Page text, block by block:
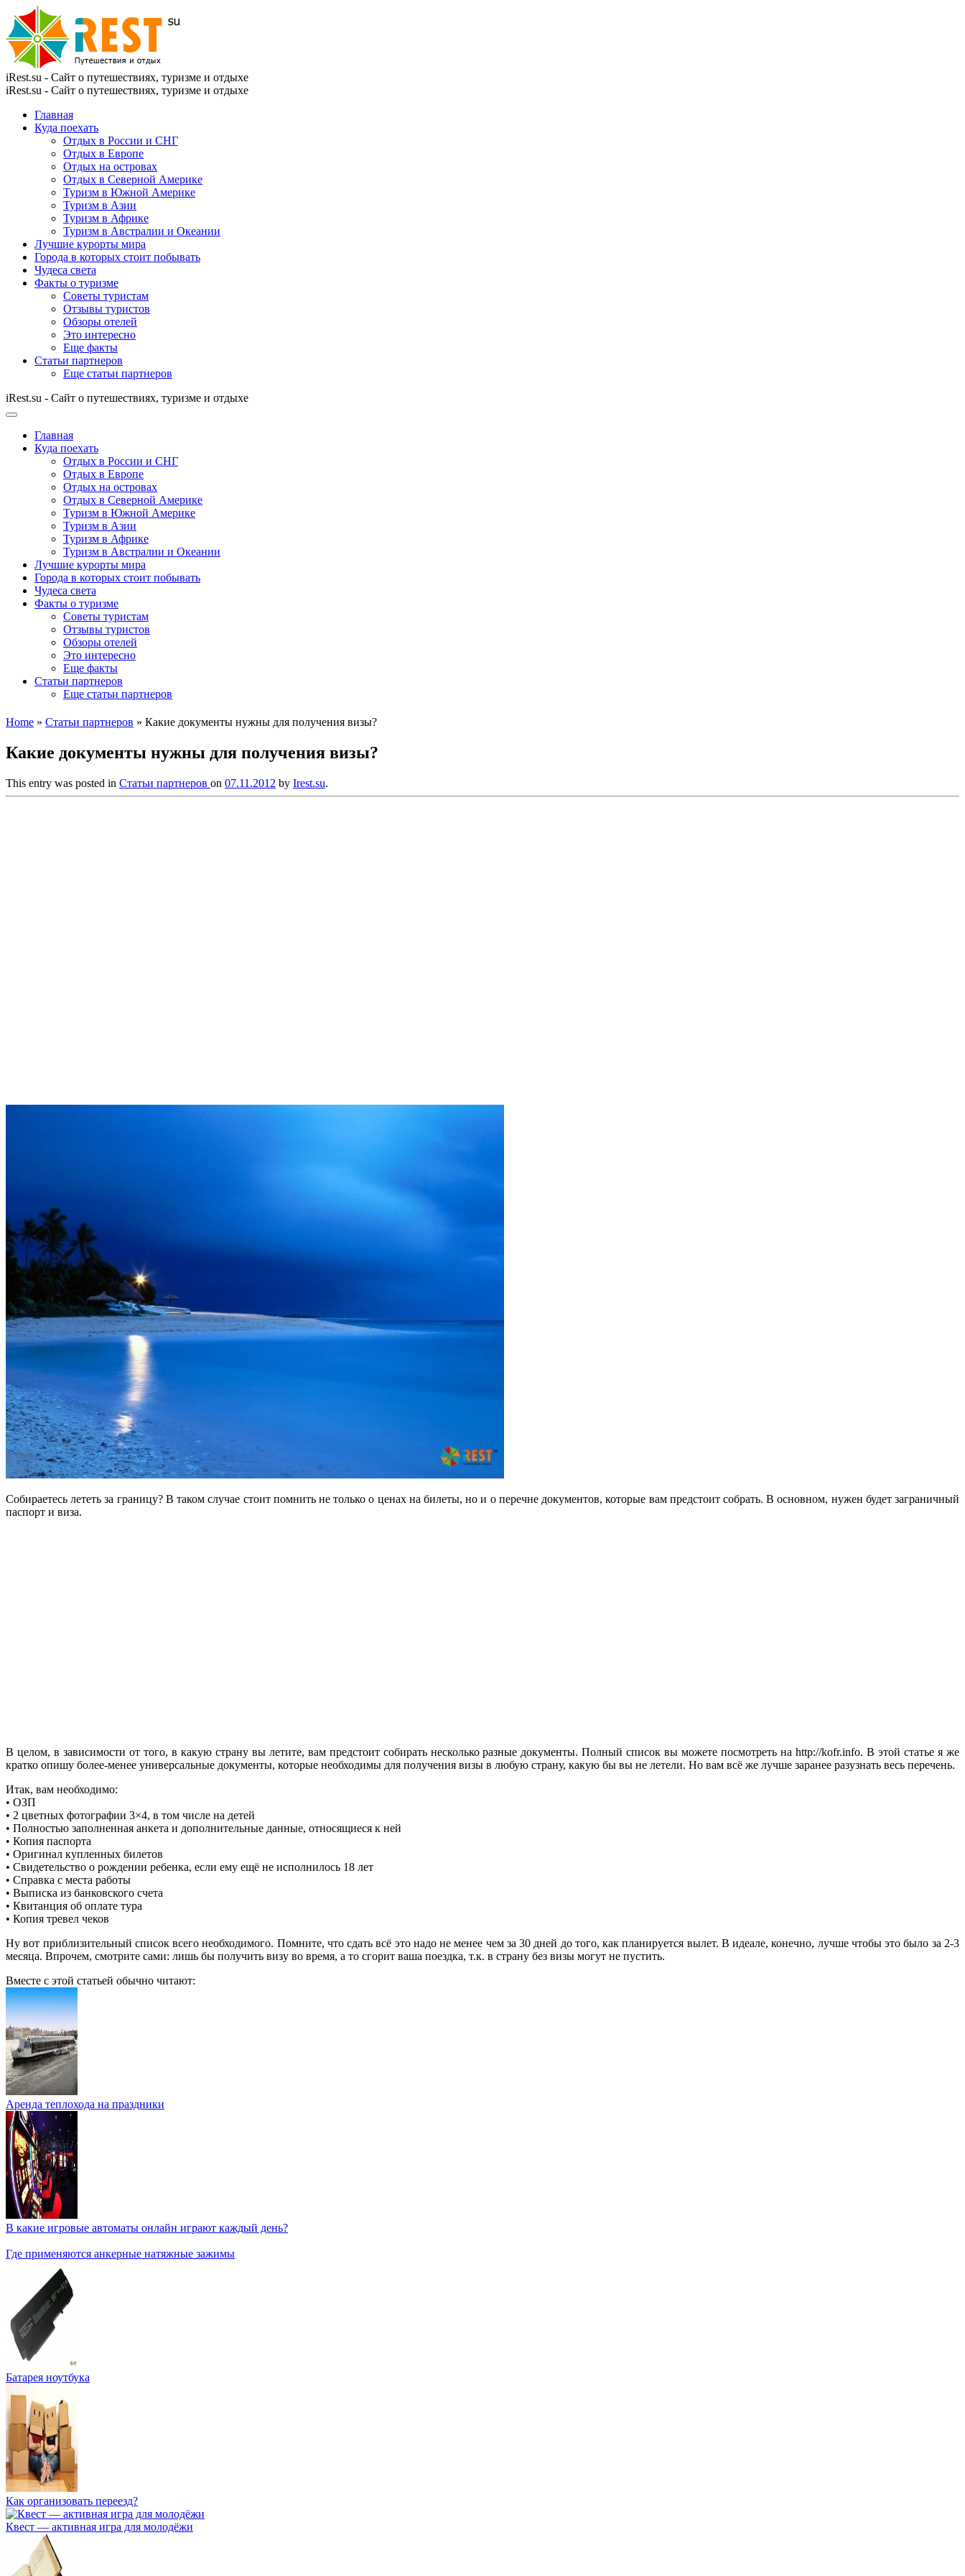
iRest.su - Сайт о путешествиях, туризме и отдыхе
iRest.su - Сайт о путешествиях, туризме и отдыхе
Главная
Куда поехать
Отдых в России и СНГ
Отдых в Европе
Отдых на островах
Отдых в Северной Америке
Туризм в Южной Америке
Туризм в Азии
Туризм в Африке
Туризм в Австралии и Океании
Лучшие курорты мира
Города в которых стоит побывать
Чудеса света
Факты о туризме
Советы туристам
Отзывы туристов
Обзоры отелей
Это интересно
Еще факты
Статьи партнеров
Еще статьи партнеров
iRest.su - Сайт о путешествиях, туризме и отдыхе
Главная
Куда поехать
Отдых в России и СНГ
Отдых в Европе
Отдых на островах
Отдых в Северной Америке
Туризм в Южной Америке
Туризм в Азии
Туризм в Африке
Туризм в Австралии и Океании
Лучшие курорты мира
Города в которых стоит побывать
Чудеса света
Факты о туризме
Советы туристам
Отзывы туристов
Обзоры отелей
Это интересно
Еще факты
Статьи партнеров
Еще статьи партнеров
Home » Статьи партнеров » Какие документы нужны для получения визы?
Какие документы нужны для получения визы?
This entry was posted in Статьи партнеров on 07.11.2012 by Irest.su.
Собираетесь лететь за границу? В таком случае стоит помнить не только о ценах на билеты, но и о перечне документов, которые вам предстоит собрать. В основном, нужен будет заграничный
паспорт и виза.
В целом, в зависимости от того, в какую страну вы летите, вам предстоит собирать несколько разные документы. Полный список вы можете посмотреть на http://kofr.info. В этой статье я же
кратко опишу более-менее универсальные документы, которые необходимы для получения визы в любую страну, какую бы вы не летели. Но вам всё же лучше заранее разузнать весь перечень.
Итак, вам необходимо:
• ОЗП
• 2 цветных фотографии 3×4, в том числе на детей
• Полностью заполненная анкета и дополнительные данные, относящиеся к ней
• Копия паспорта
• Оригинал купленных билетов
• Свидетельство о рождении ребенка, если ему ещё не исполнилось 18 лет
• Справка с места работы
• Выписка из банковского счета
• Квитанция об оплате тура
• Копия тревел чеков
Ну вот приблизительный список всего необходимого. Помните, что сдать всё это надо не менее чем за 30 дней до того, как планируется вылет. В идеале, конечно, лучше чтобы это было за 2-3
месяца. Впрочем, смотрите сами: лишь бы получить визу во время, а то сгорит ваша поездка, т.к. в страну без визы могут не пустить.
Вместе с этой статьей обычно читают:
Аренда теплохода на праздники
В какие игровые автоматы онлайн играют каждый день?
Где применяются анкерные натяжные зажимы
Батарея ноутбука
Как организовать переезд?
Квест — активная игра для молодёжи